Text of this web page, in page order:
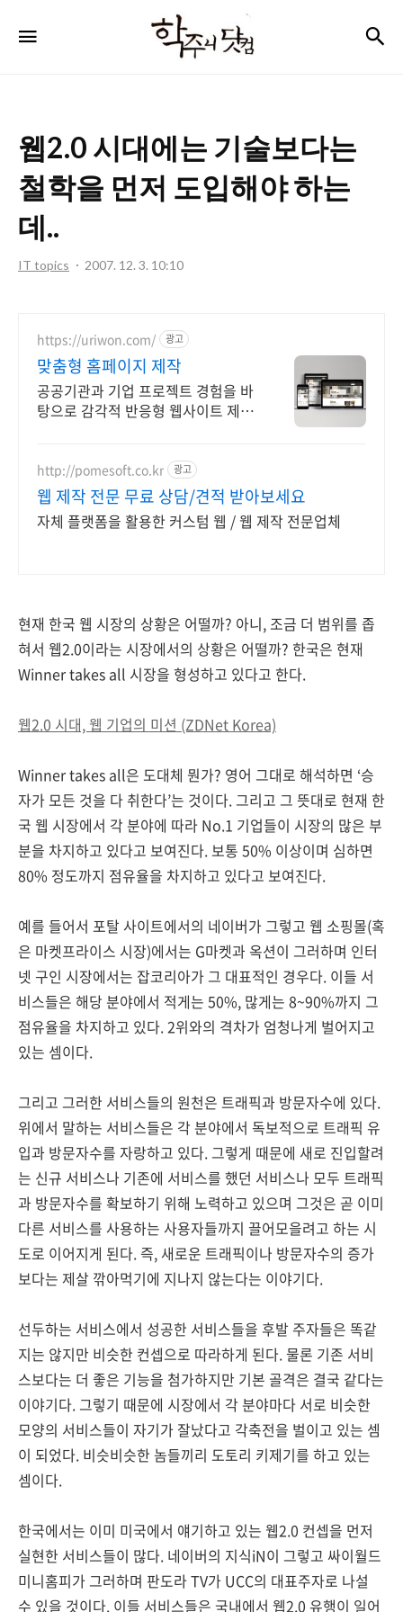
주
컴
웹2.0 시대에는 기술보다는
철학을 먼저 도입해야 하는
데..
IT topics 2007. 12. 3. 10:10
https://uriwon.com/ 광고
맞춤형 홈페이지 제작
공공기관과 기업 프로젝트 경험을 바
탕으로 감각적 반응형 웹사이트 제작
로 제공
http://pomesoft.co.kr 광고
웹 제작 전문 무료 상담/견적 받아보세요
자체 플랫폼을 활용한 커스텀 웹 / 웹 제작 전문업체
현재 한국 웹 시장의 상황은 어떨까? 아니, 조금 더 범위를 좁
혀서 웹2.0이라는 시장에서의 상황은 어떨까? 한국은 현재
Winner takes all 시장을 형성하고 있다고 한다.
웹2.0 시대, 웹 기업의 미션 (ZDNet Korea)
Winner takes all은 도대체 뭔가? 영어 그대로 해석하면 ‘승
자가 모든 것을 다 취한다’는 것이다. 그리고 그 뜻대로 현재 한
국 웹 시장에서 각 분야에 따라 No.1 기업들이 시장의 많은 부
분을 차지하고 있다고 보여진다. 보통 50% 이상이며 심하면
80% 정도까지 점유율을 차지하고 있다고 보여진다.
예를 들어서 포탈 사이트에서의 네이버가 그렇고 웹 소핑몰(혹
은 마켓프라이스 시장)에서는 G마켓과 옥션이 그러하며 인터
넷 구인 시장에서는 잡코리아가 그 대표적인 경우다. 이들 서
비스들은 해당 분야에서 적게는 50%, 많게는 8~90%까지 그
점유율을 차지하고 있다. 2위와의 격차가 엄청나게 벌어지고
있는 셈이다.
그리고 그러한 서비스들의 원천은 트래픽과 방문자수에 있다.
위에서 말하는 서비스들은 각 분야에서 독보적으로 트래픽 유
입과 방문자수를 자랑하고 있다. 그렇게 때문에 새로 진입할려
는 신규 서비스나 기존에 서비스를 했던 서비스나 모두 트래픽
과 방문자수를 확보하기 위해 노력하고 있으며 그것은 곧 이미
다른 서비스를 사용하는 사용자들까지 끌어모을려고 하는 시
도로 이어지게 된다. 즉, 새로운 트래픽이나 방문자수의 증가
보다는 제살 깎아먹기에 지나지 않는다는 이야기다.
선두하는 서비스에서 성공한 서비스들을 후발 주자들은 똑같
지는 않지만 비슷한 컨셉으로 따라하게 된다. 물론 기존 서비
스보다는 더 좋은 기능을 첨가하지만 기본 골격은 결국 같다는
이야기다. 그렇기 때문에 시장에서 각 분야마다 서로 비슷한
모양의 서비스들이 자기가 잘났다고 각축전을 벌이고 있는 셈
이 되었다. 비슷비슷한 놈들끼리 도토리 키제기를 하고 있는
셈이다.
한국에서는 이미 미국에서 얘기하고 있는 웹2.0 컨셉을 먼저
실현한 서비스들이 많다. 네이버의 지식iN이 그렇고 싸이월드
미니홈피가 그러하며 판도라 TV가 UCC의 대표주자로 나설
수 있을 것이다. 이들 서비스들은 국내에서 웹2.0 유행이 일어